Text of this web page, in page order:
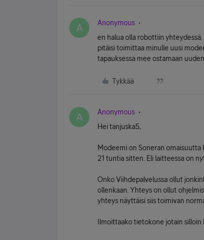
A Anonymous
en halua olla robottiin
pitäisi toimittaa minulle uusi
tapauksessa mee ostamaan
Tykkää
A Anonymous
Hei tanjuska5,
Modeemi on Soneran
21 tuntia sitten. Eli laitteessa on
Onko Viihdepalvelussa ollut
ollenkaan. Yhteys on ollut
yhteys näyttäisi siis toimivan
Ilmoittaako tietokone jotain